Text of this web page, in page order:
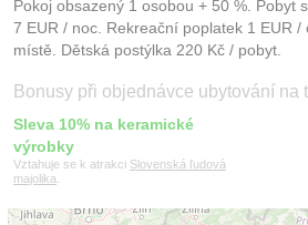
Pokoj obsazený 1 osobou + 50 %. Pobyt
7 EUR / noc. Rekreační poplatek 1 EUR
místě. Dětská postýlka 220 Kč / pobyt.
Bonusy při objednávce ubytování na
Sleva 10% na keramické
výrobky
Vztahuje se k atrakci Slovenská ľudová
majolika